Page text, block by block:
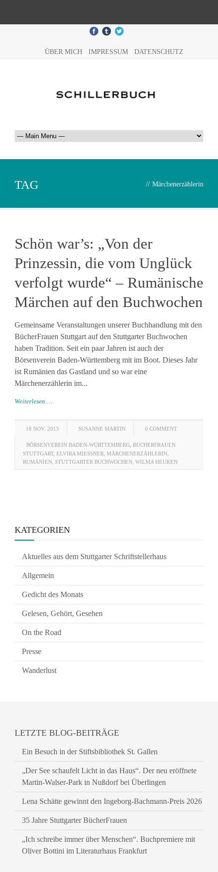
ÜBER MICH IMPRESSUM DATENSCHUTZ
TAG // Märchenerzählerin
Schön war’s: „Von der
Prinzessin, die vom Unglück
verfolgt wurde“ – Rumänische
Märchen auf den Buchwochen
Gemeinsame Veranstaltungen unserer Buchhandlung mit den
BücherFrauen Stuttgart auf den Stuttgarter Buchwochen
haben Tradition. Seit ein paar Jahren ist auch der
Börsenverein Baden-Württemberg mit im Boot. Dieses Jahr
ist Rumänien das Gastland und so war eine
Märchenerzählerin im...
Weiterlesen …
18 NOV. 2013 SUSANNE MARTIN 0 COMMENT
BÖRSENVEREIN BADEN-WÜRTTEMBERG BÜCHERFRAUEN
STUTTGART, ELVIRA MIESSNER MÄRCHENERZÄHLERIN
RUMÄNIEN STUTTGARTER BUCHWOCHEN WILMA HEUKEN
KATEGORIEN
Aktuelles aus dem Stuttgarter Schriftstellerhaus
Allgemein
Gedicht des Monats
Gelesen, Gehört, Gesehen
On the Road
Presse
Wanderlust
LETZTE BLOG-BEITRÄGE
Ein Besuch in der Stiftsbibliothek St. Gallen
„Der See schaufelt Licht in das Haus“. Der neu eröffnete
Martin-Walser-Park in Nußdorf bei Überlingen
Lena Schätte gewinnt den Ingeborg-Bachmann-Preis 2026
35 Jahre Stuttgarter BücherFrauen
„Ich schreibe immer über Menschen“. Buchpremiere mit
Oliver Bottini im Literaturhaus Frankfurt